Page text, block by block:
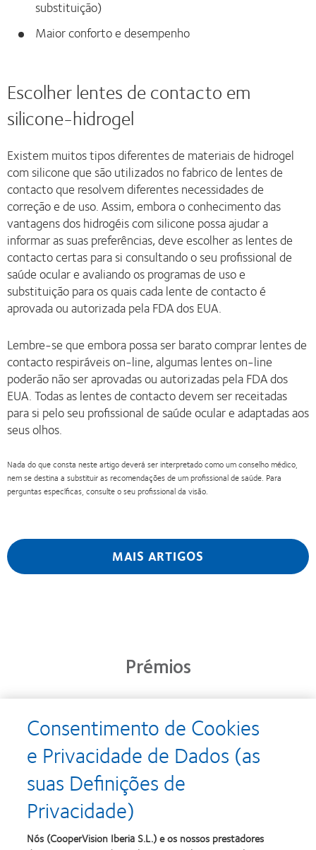
substituição)
Maior conforto e desempenho
Escolher lentes de contacto em
silicone-hidrogel
Existem muitos tipos diferentes de materiais de hidrogel
com silicone que são utilizados no fabrico de lentes de
contacto que resolvem diferentes necessidades de
correção e de uso. Assim, embora o conhecimento das
vantagens dos hidrogéis com silicone possa ajudar a
informar as suas preferências, deve escolher as lentes de
contacto certas para si consultando o seu profissional de
saúde ocular e avaliando os programas de uso e
substituição para os quais cada lente de contacto é
aprovada ou autorizada pela FDA dos EUA.
Lembre-se que embora possa ser barato comprar lentes de
contacto respiráveis on-line, algumas lentes on-line
poderão não ser aprovadas ou autorizadas pela FDA dos
EUA. Todas as lentes de contacto devem ser receitadas
para si pelo seu profissional de saúde ocular e adaptadas aos
seus olhos.
Nada do que consta neste artigo deverá ser interpretado como um conselho médico,
nem se destina a substituir as recomendações de um profissional de saúde. Para
perguntas específicas, consulte o seu profissional da visão.
MAIS ARTIGOS
Prémios
Learn
more
about
Prémio
Silmo
d’Or
para
o
melhor
produto
Learn
more
about
Produto
do
Ano
Contacto
Learn
about about
Consentimento de Cookies
e Privacidade de Dados (as
suas Definições de
Privacidade)
Nós (CooperVision Iberia S.L.) e os nossos prestadores